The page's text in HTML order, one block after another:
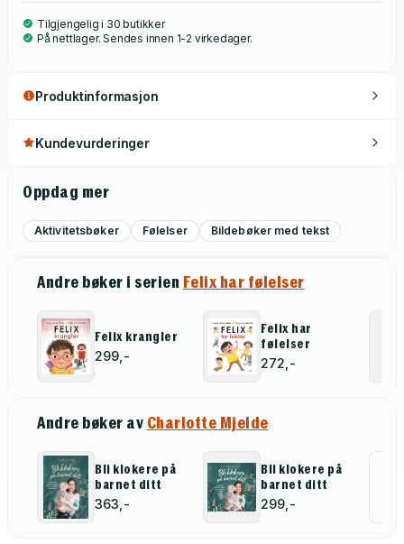
Tilgjengelig i 30 butikker
På nettlager. Sendes innen 1-2 virkedager.
Produktinformasjon
Kundevurderinger
Oppdag mer
Aktivitetsbøker Følelser Bildebøker med tekst
Andre bøker i serien Felix har følelser
Felix krangler
299,-
Felix har
følelser
272,-
Andre bøker av Charlotte Mjelde
Bli klokere på
barnet ditt
363,-
Bli klokere på
barnet ditt
299,-